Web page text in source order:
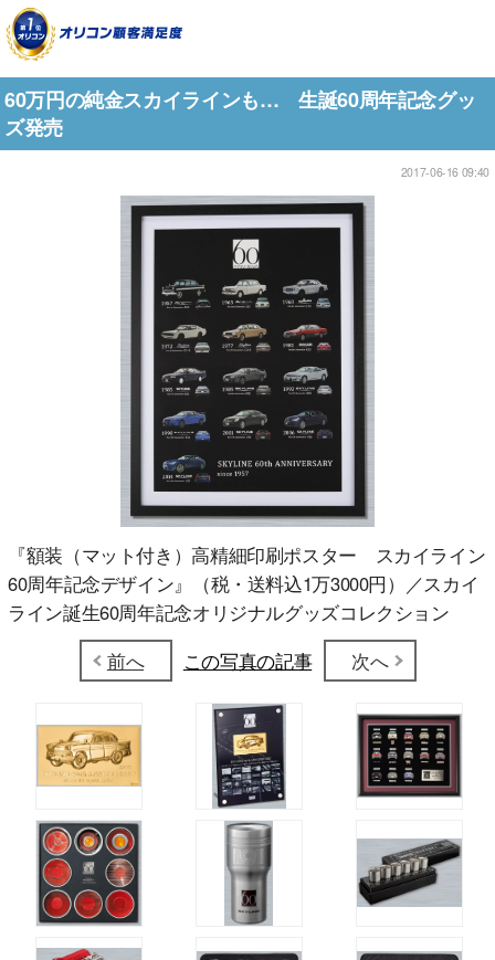
60万円の純金スカイラインも… 生誕60周年記念グッ
ズ発売
2017-06-16 09:40
『額装（マット付き）高精細印刷ポスター スカイライン
60周年記念デザイン』（税・送料込1万3000円）／スカイ
ライン誕生60周年記念オリジナルグッズコレクション
前へ
この写真の記事 次へ